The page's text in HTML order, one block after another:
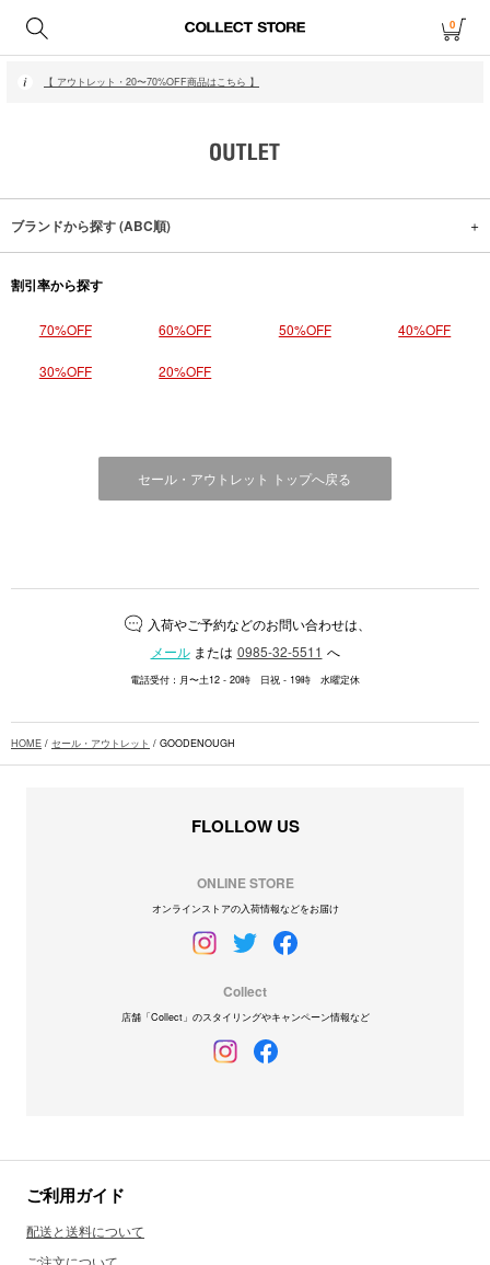
0
【 月〜金14時、土日祝12時までにご注文で当日発送・発送無休 】
【 アウトレット・20〜70%OFF商品はこちら 】
【 月〜金14時、土日祝12時までにご注文で当日発送・発送無休 】
【 アウトレット・20〜70%OFF商品はこちら 】
ブランドから探す (ABC順)
割引率から探す
70%OFF 60%OFF 50%OFF 40%OFF
30%OFF 20%OFF
セール・アウトレット トップへ戻る
入荷やご予約などのお問い合わせは、
メールまたは 0985-32-5511 へ
電話受付：月〜土12 - 20時 日祝 - 19時 水曜定休
HOME / セール・アウトレット / GOODENOUGH
FLOLLOW US
ONLINE STORE
オンラインストアの入荷情報などをお届け
Collect
店舗「Collect」のスタイリングやキャンペーン情報など
ご利用ガイド
配送と送料について
ご注文について